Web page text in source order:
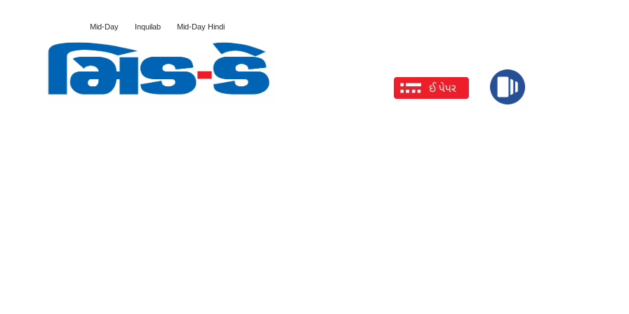
Mid-Day Inquilab Mid-Day Hindi